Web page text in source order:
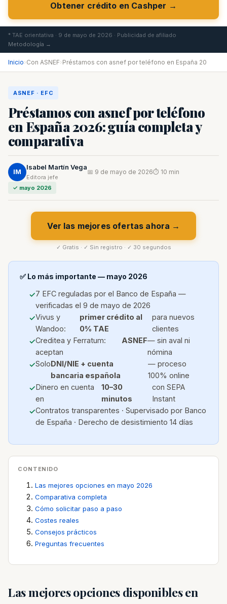
Obtener crédito en Cashper →
* TAE orientativa · 9 de mayo de 2026 · Publicidad de afiliado
Metodología →
Inicio›Con ASNEF›Préstamos con asnef por teléfono en España 20
ASNEF · EFC
Préstamos con asnef por teléfono
en España 2026: guía completa y
comparativa
IM
Isabel Martín Vega
Editora jefe
📅 9 de mayo de 2026⏱ 10 min
✓ mayo 2026
Ver las mejores ofertas ahora →
✓ Gratis · ✓ Sin registro · ✓ 30 segundos
✅ Lo más importante — mayo 2026
7 EFC reguladas por el Banco de España —
verificadas el 9 de mayo de 2026
Vivus y
Wandoo:
primer crédito al
0% TAE
para nuevos
clientes
Creditea y Ferratum:
aceptan
ASNEF— sin aval ni
nómina
SoloDNI/NIE + cuenta
bancaria española
— proceso
100% online
Dinero en cuenta
en
10–30
minutos
con SEPA
Instant
Contratos transparentes · Supervisado por Banco
de España · Derecho de desistimiento 14 días
CONTENIDO
Las mejores opciones en mayo 2026
Comparativa completa
Cómo solicitar paso a paso
Costes reales
Consejos prácticos
Preguntas frecuentes
Las mejores opciones disponibles en